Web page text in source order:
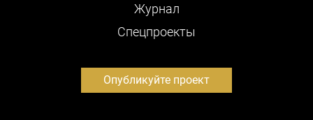
Журнал
Cпецпроекты
Опубликуйте проект